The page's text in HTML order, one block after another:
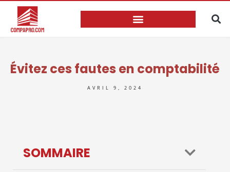
Évitez ces fautes en comptabilité
AVRIL 9, 2024
SOMMAIRE